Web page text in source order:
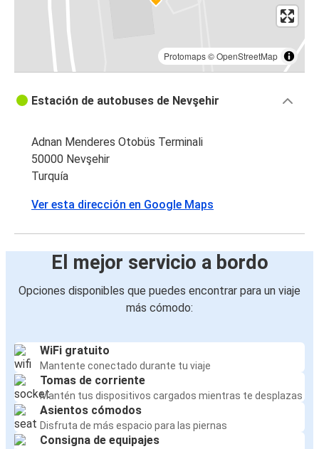
Protomaps©OpenStreetMap
Estación de autobuses de Nevşehir
Adnan Menderes Otobüs Terminali
50000 Nevşehir
Turquía
Ver esta dirección en Google Maps
El mejor servicio a bordo
Opciones disponibles que puedes encontrar para un viaje
más cómodo:
WiFi gratuito
Mantente conectado durante tu viaje
Tomas de corriente
Mantén tus dispositivos cargados mientras te desplazas
Asientos cómodos
Disfruta de más espacio para las piernas
Consigna de equipajes